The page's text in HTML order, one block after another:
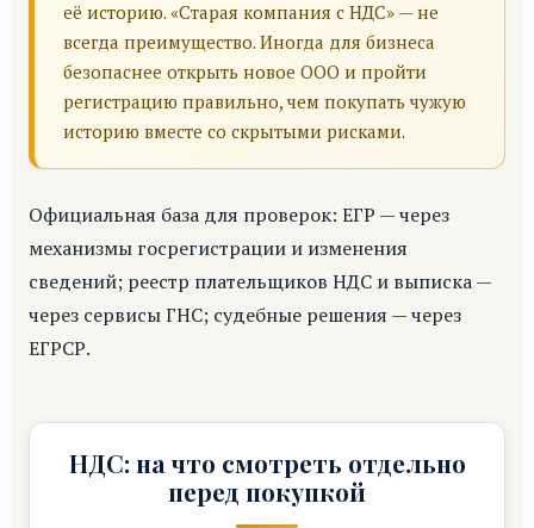
её историю. «Старая компания с НДС» — не
всегда преимущество. Иногда для бизнеса
безопаснее открыть новое ООО и пройти
регистрацию правильно, чем покупать чужую
историю вместе со скрытыми рисками.
Официальная база для проверок: ЕГР — через
механизмы госрегистрации и изменения
сведений; реестр плательщиков НДС и выписка —
через сервисы ГНС; судебные решения — через
ЕГРСР.
НДС: на что смотреть отдельно
перед покупкой